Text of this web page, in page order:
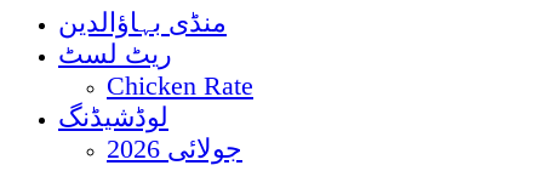
منڈی بہاؤالدین
ریٹ لسٹ
Chicken Rate
لوڈشیڈنگ
جولائی 2026